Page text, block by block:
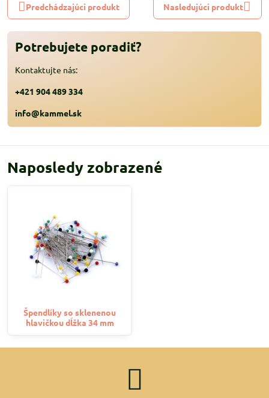
Predchádzajúci produkt Nasledujúci produkt
Potrebujete poradiť?
Kontaktujte nás:
+421 904 489 334
info@kammel.sk
Naposledy zobrazené
Špendlíky so sklenenou
hlavičkou dĺžka 34 mm